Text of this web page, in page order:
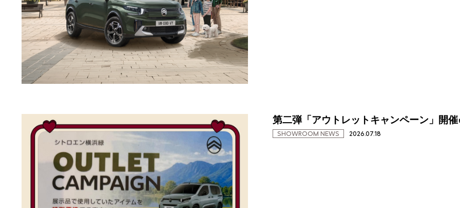
第二弾「アウトレットキャンペーン」開
SHOWROOM NEWS 2026.07.18